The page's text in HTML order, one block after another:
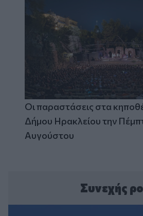
Οι παραστάσεις στα
Δήμου Ηρακλείου την
Αυγούστου
Συνεχής